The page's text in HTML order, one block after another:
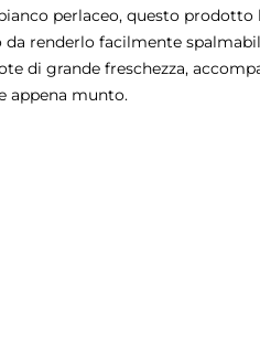
perlaceo, questo prodotto
renderlo facilmente
di grande freschezza,
appena munto.